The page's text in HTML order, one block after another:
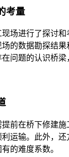
考量
场进行了探讨
的数据勘探结
问题的认识桥
前在桥下修建
运输。此外，
的难度系数。